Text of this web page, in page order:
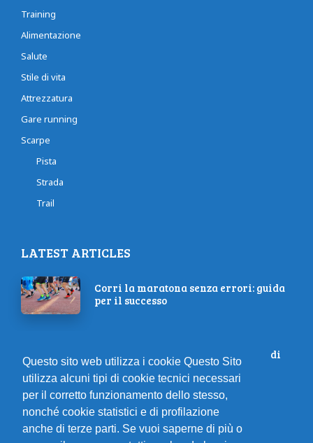
Training
Alimentazione
Salute
Stile di vita
Attrezzatura
Gare running
Scarpe
Pista
Strada
Trail
LATEST ARTICLES
Corri la maratona senza errori: guida
per il successo
Partecipa al 2° Neapolis Marathon di
Napoli il 15/10/2023!
Alimentazione pre gara: cosa
mangiare la settimana prima
Questo sito web utilizza i cookie Questo Sito
utilizza alcuni tipi di cookie tecnici necessari
per il corretto funzionamento dello stesso,
nonché cookie statistici e di profilazione
anche di terze parti. Se vuoi saperne di più o